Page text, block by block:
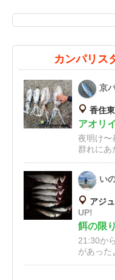
カンパリス
京
香住
アオリ
夜明け〜
群れにあ
い
アジ
UP!
餌の限
21:30か
があった